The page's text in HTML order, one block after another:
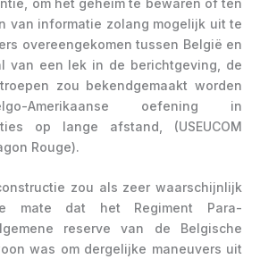
van informatie zolang mogelijk uit te
overeengekomen tussen België en
van een lek in de berichtgeving, de
zou bekendgemaakt worden
Amerikaanse oefening in
op lange afstand, (USEUCOM
Rouge).
zou als zeer waarschijnlijk
mate dat het Regiment Para-
reserve van de Belgische
was om dergelijke maneuvers uit